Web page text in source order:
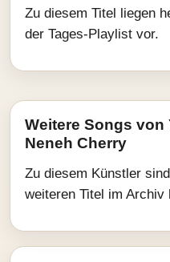
Zu diesem Titel liegen
der Tages-Playlist vor.
Weitere Songs
Neneh Cherry
Zu diesem Künstler
weiteren Titel im Archiv